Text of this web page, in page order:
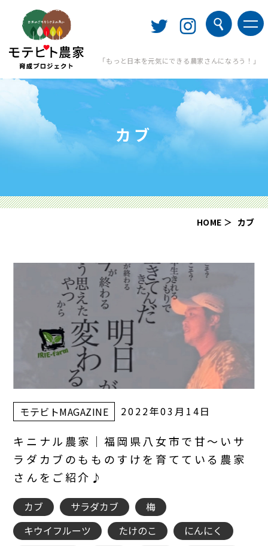
「もっと日本を元気にできる農家さんになろう！」
カブ
HOME カブ
モテビトMAGAZINE 2022年03月14日
キニナル農家｜福岡県八女市で甘～いサ
ラダカブのもものすけを育てている農家
さんをご紹介♪
カブ サラダカブ
梅
キウイフルーツ
たけのこ
にんにく